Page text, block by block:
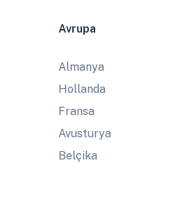
Avrupa
Almanya
Hollanda
Fransa
Avusturya
Belçika